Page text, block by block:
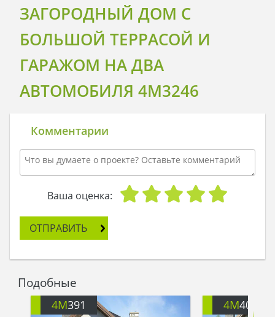
ЗАГОРОДНЫЙ ДОМ С
БОЛЬШОЙ ТЕРРАСОЙ И
ГАРАЖОМ НА ДВА
АВТОМОБИЛЯ 4M3246
Комментарии
Ваша оценка:
ОТПРАВИТЬ
Подобные
4M391 4M401